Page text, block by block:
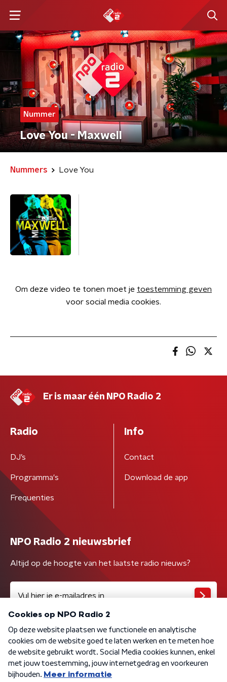
Nummer
Love You - Maxwell
Nummers Love You
Om deze video te tonen moet je toestemming geven
voor social media cookies.
Er is maar één NPO Radio 2
Radio
DJ’s
Programma's
Frequenties
Info
Contact
Download de app
NPO Radio 2 nieuwsbrief
Altijd op de hoogte van het laatste radio nieuws?
Algemene voorwaarden